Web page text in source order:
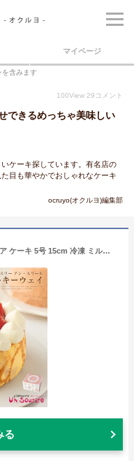
マイページ
を含みます
100View 29 コメント
できるめっちゃ美味しい
ケーキ探しています。有名店の
目も華やかでおしゃれなケーキ
ocruyo(オクルヨ)編集部
【送料無料】とろける いちご ババロア ケーキ 5号 15cm 冷凍 ミルキーウェイ フルーツ クレープ 生クリーム クリーミー かわいい 国産 結婚祝い プレゼント ストロベリー おいしい 卒業 誕生日 バースデー ホールケーキ 特産品 泉州 クリスマス 入学祝い st-un1
る